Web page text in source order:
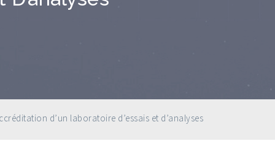
d’un laboratoire d’essais et d’analyses